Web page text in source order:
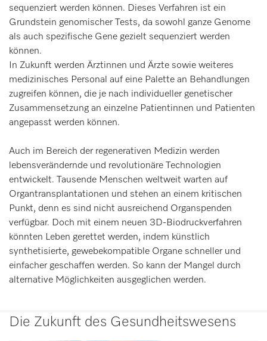
sequenziert werden können. Dieses Verfahren ist ein
Grundstein genomischer Tests, da sowohl ganze Genome
als auch spezifische Gene gezielt sequenziert werden
können.
In Zukunft werden Ärztinnen und Ärzte sowie weiteres
medizinisches Personal auf eine Palette an Behandlungen
zugreifen können, die je nach individueller genetischer
Zusammensetzung an einzelne Patientinnen und Patienten
angepasst werden können.
Auch im Bereich der regenerativen Medizin werden
lebensverändernde und revolutionäre Technologien
entwickelt. Tausende Menschen weltweit warten auf
Organtransplantationen und stehen an einem kritischen
Punkt, denn es sind nicht ausreichend Organspenden
verfügbar. Doch mit einem neuen 3D-Biodruckverfahren
könnten Leben gerettet werden, indem künstlich
synthetisierte, gewebekompatible Organe schneller und
einfacher geschaffen werden. So kann der Mangel durch
alternative Möglichkeiten ausgeglichen werden.
Die Zukunft des Gesundheitswesens